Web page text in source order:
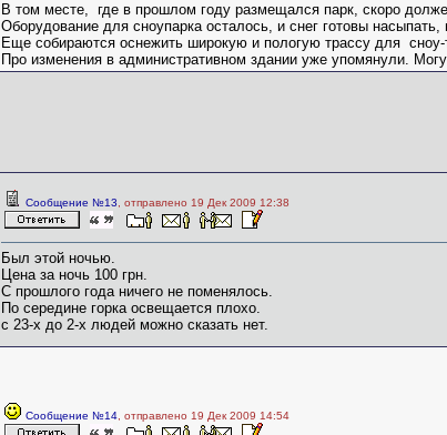
В том месте, где в прошлом году размещался парк, скоро
Оборудование для сноупарка осталось, и снег готовы
Еще собираются оснежить широкую и пологую трассу для сноу-
Про изменения в административном здании уже упомянули.
Сообщение №13 , отправлено 19 Дек 2009 12:38
Был этой ночью.
Цена за ночь 100 грн.
С прошлого года ничего не поменялось.
По середине горка освещается плохо.
с 23-х до 2-х людей можно сказать нет.
Сообщение №14 , отправлено 19 Дек 2009 14:54